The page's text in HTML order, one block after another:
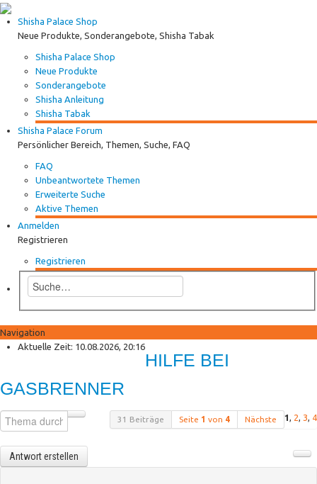
Shisha Palace Shop
Neue Produkte, Sonderangebote, Shisha Tabak
Shisha Palace Shop
Neue Produkte
Sonderangebote
Shisha Anleitung
Shisha Tabak
Shisha Palace Forum
Persönlicher Bereich, Themen, Suche, FAQ
FAQ
Unbeantwortete Themen
Erweiterte Suche
Aktive Themen
Anmelden
Registrieren
Registrieren
Navigation
Anmelden
Neue Produkte
Aktuelle Zeit: 10.08.2026, 20:16
HILFE BEI
GASBRENNER
31 Beiträge Seite 1 von 4 1 2 3 4
Nächste
Antwort erstellen